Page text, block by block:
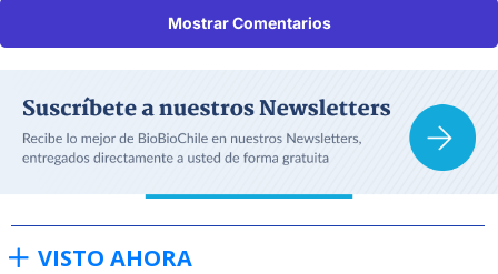
Mostrar Comentarios
VISTO AHORA